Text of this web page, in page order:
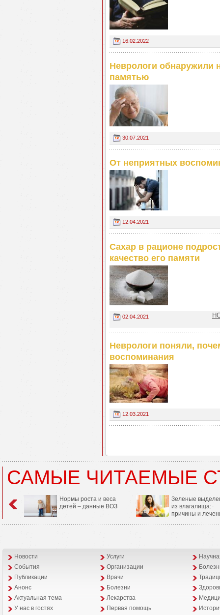
16.02.2022
Неврологи обнаружили
памятью
30.07.2021
От неприятных
12.04.2021
Сахар в рационе
качество его памяти
02.04.2021
Неврологи поняли,
воспоминания
12.03.2021
САМЫЕ ЧИТАЕМЫЕ
Нормы роста и веса
детей – данные ВОЗ
Зеленые
из влагалища:
причины и
Новости Услуги
События
Организации
Публикации
Врачи
Анонс
Болезни
Aктуальная тема
Лекарства
У нас в гостях
Первая помощь